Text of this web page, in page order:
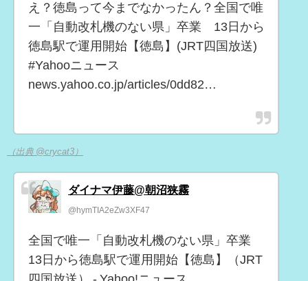
え？徳島って今までなかったん？全国で唯
一「自動改札機のない県」卒業 13日から
徳島駅で運用開始【徳島】(JRT四国放送)
#Yahooニュース
news.yahoo.co.jp/articles/0dd82…
（出典 @crycat3）
ダイナマ伊藤@朝沼狭霧
@hymTIA2eZw3XF47
全国で唯一「自動改札機のない県」卒業
13日から徳島駅で運用開始【徳島】（JRT